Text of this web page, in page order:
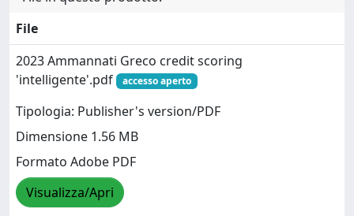
File
2023 Ammannati Greco credit scoring
'intelligente'.pdf
accesso aperto
Tipologia: Publisher's version/PDF
Dimensione 1.56 MB
Formato Adobe PDF
Visualizza/Apri